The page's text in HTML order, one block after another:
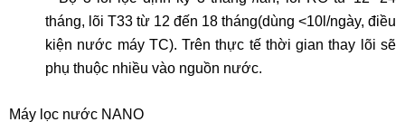
tháng, lõi T33 từ 12 đến 18 tháng(dùng <10l/ngày, điều
kiện nước máy TC). Trên thực tế thời gian thay lõi sẽ
phụ thuộc nhiều vào nguồn nước.
Máy lọc nước NANO